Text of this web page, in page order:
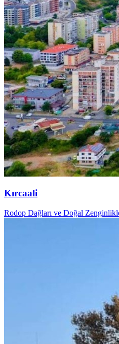
Kırcaali
Rodop Dağları ve Doğal